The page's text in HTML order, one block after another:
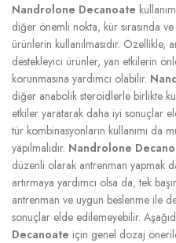
Nandrolone Decanoate
diğer önemli nokta, kür sırasında
ürünlerin kullanılmasıdır.
destekleyici ürünler, yan etkilerin
korunmasına yardımcı olabilir.
diğer anabolik steroidlerle birlikte
etkiler yaratarak daha iyi sonuçlar
tür kombinasyonların kullanımı da
yapılmalıdır. Nandrolone
düzenli olarak antrenman yapmak
artırmaya yardımcı olsa da, tek
antrenman ve uygun beslenme ile
sonuçlar elde edilemeyebilir.
Decanoate için genel dozaj